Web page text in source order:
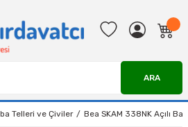
ARA
Telleri ve Çiviler Bea SKAM 338NK Açılı